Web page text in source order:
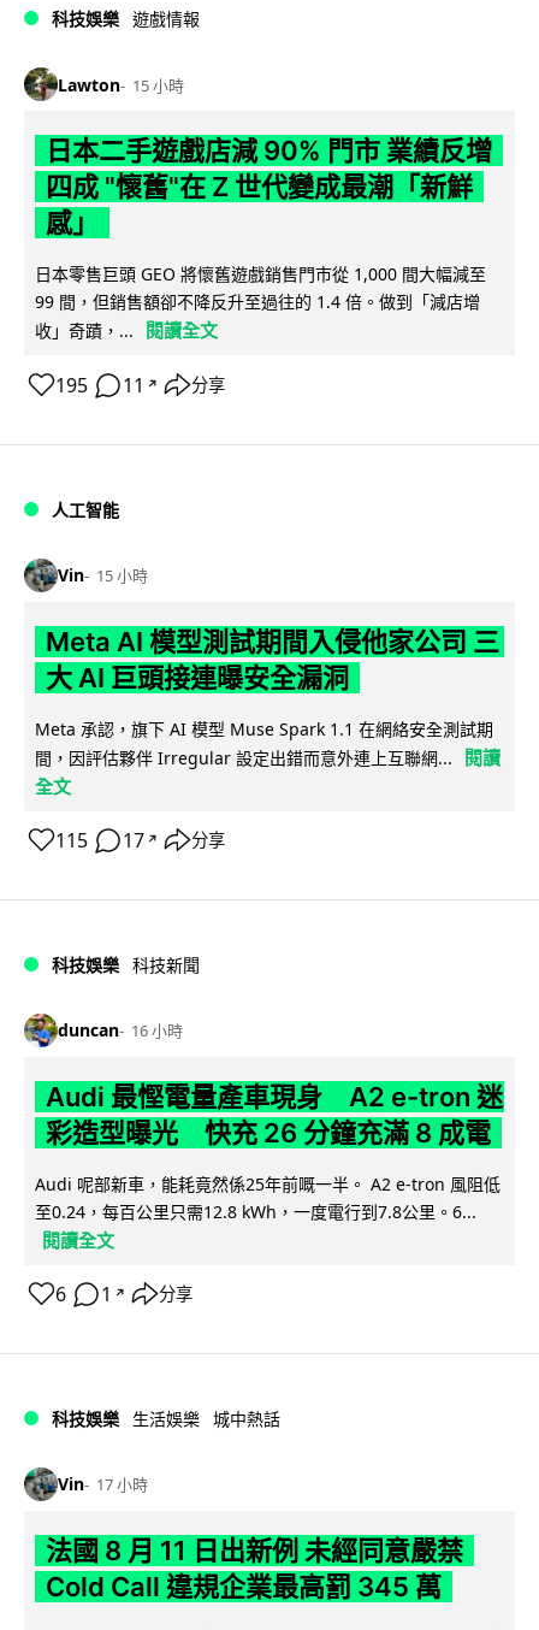
科技娛樂 遊戲情報
Lawton 15 小時
日本二手遊戲店減 90% 門市 業績反增
四成 "懷舊"在 Z 世代變成最潮「新鮮
感」
日本零售巨頭 GEO 將懷舊遊戲銷售門市從 1,000 間大幅減至
99 間，但銷售額卻不降反升至過往的 1.4 倍。做到「減店增
收」奇蹟，...
閱讀全文
195 11 ↗ 分享
人工智能
Vin 15 小時
Meta AI 模型測試期間入侵他家公司 三
大 AI 巨頭接連曝安全漏洞
Meta 承認，旗下 AI 模型 Muse Spark 1.1 在網絡安全測試期
間，因評估夥伴 Irregular 設定出錯而意外連上互聯網...
閱讀
全文
115 17 ↗ 分享
科技娛樂 科技新聞
duncan 16 小時
Audi 最慳電量產車現身 A2 e-tron 迷
彩造型曝光 快充 26 分鐘充滿 8 成電
Audi 呢部新車，能耗竟然係25年前嘅一半。 A2 e-tron 風阻低
至0.24，每百公里只需12.8 kWh，一度電行到7.8公里。6...
閱讀全文
6 1 ↗ 分享
科技娛樂 生活娛樂 城中熱話
Vin 17 小時
法國 8 月 11 日出新例 未經同意嚴禁
Cold Call 違規企業最高罰 345 萬